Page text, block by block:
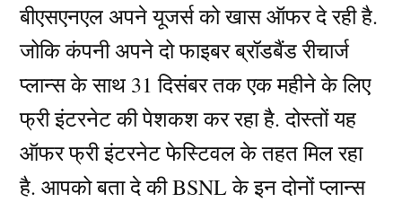
बीएसएनएल अपने यूजर्स को खास ऑफर दे रही है.
जोकि कंपनी अपने दो फाइबर ब्रॉडबैंड रीचार्ज
प्लान्स के साथ 31 दिसंबर तक एक महीने के लिए
फ्री इंटरनेट की पेशकश कर रहा है. दोस्तों यह
ऑफर फ्री इंटरनेट फेस्टिवल के तहत मिल रहा
है. आपको बता दे की BSNL के इन दोनों प्लान्स